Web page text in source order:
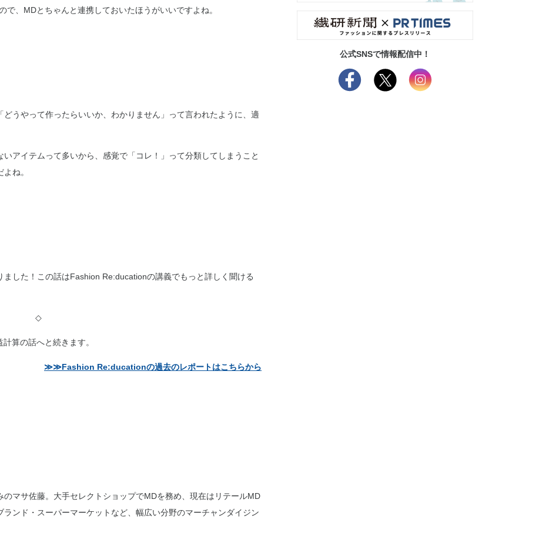
、MDとちゃんと連携しておいたほうがいいですよね。
うやって作ったらいいか、わかりません」って言われたように、適
アイテムって多いから、感覚で「コレ！」って分類してしまうこと
ね。
した！この話はFashion Re:ducationの講義でもっと詳しく聞ける
◇
算の話へと続きます。
≫≫Fashion Re:ducationの過去のレポートはこちらから
のマサ佐藤。大手セレクトショップでMDを務め、現在はリテールMD
ンド・スーパーマーケットなど、幅広い分野のマーチャンダイジン
公式SNSで情報配信中！